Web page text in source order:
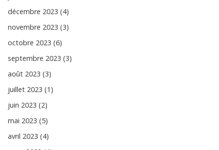
décembre 2023 (4)
novembre 2023 (3)
octobre 2023 (6)
septembre 2023 (3)
août 2023 (3)
juillet 2023 (1)
juin 2023 (2)
mai 2023 (5)
avril 2023 (4)